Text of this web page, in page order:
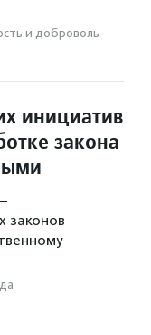
и доброволь­
инициатив
закона
законов